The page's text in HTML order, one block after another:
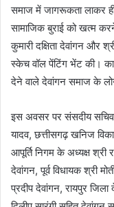
समाज में जागरूकता लाकर
सामाजिक बुराई को खत्म
कुमारी दक्षिता देवांगन और
स्केच वॉल पेंटिंग भेंट की।
देने वाले देवांगन समाज के
इस अवसर पर संसदीय सचिव
यादव, छत्तीसगढ़ खनिज
आपूर्ति निगम के अध्यक्ष श्री
देवांगन, पूर्व विधायक श्री
प्रदीप देवांगन, रायपुर